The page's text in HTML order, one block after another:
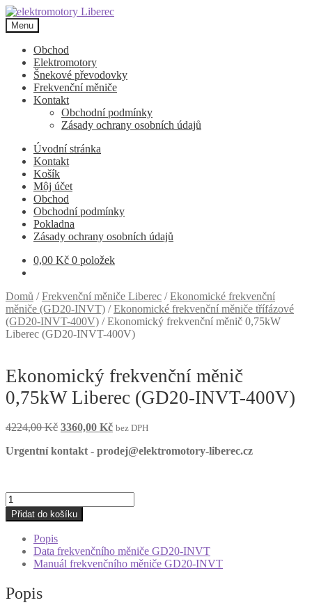
Přeskočit
na
navigaci
Přejít
k
obsahu
webu
Menu
Obchod
Elektromotory
Šnekové převodovky
Frekvenční měniče
Kontakt
Obchodní podmínky
Zásady ochrany osobních údajů
Úvodní stránka
Kontakt
Košík
Môj účet
Obchod
Obchodní podmínky
Pokladna
Zásady ochrany osobních údajů
0,00 Kč 0 položek
Domů /Frekvenční měniče Liberec /Ekonomické frekvenční
měniče (GD20-INVT) /Ekonomické frekvenční měniče třífázové
(GD20-INVT-400V) /Ekonomický frekvenční měnič 0,75kW
Liberec (GD20-INVT-400V)
Ekonomický frekvenční měnič
0,75kW Liberec (GD20-INVT-400V)
4224,00Kč Původní
byla:
3360,00 KčAktuální
je:
bez DPH
Urgentní kontakt - prodej@elektromotory-liberec.cz
Ekonomický
frekvenční
měnič
0,75kW
Liberec
(GD20-
INVT-
400V)
množství
Přidat do košíku
Popis
Data frekvenčního měniče GD20-INVT
Manuál frekvenčního měniče GD20-INVT
Popis